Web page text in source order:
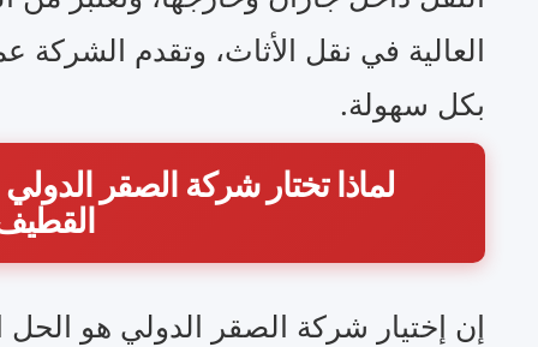
العالية في نقل الأثاث، وتقدم
بكل سهولة.
لماذا تختار شركة الصقر
إن إختيار شركة الصقر الدولي هو